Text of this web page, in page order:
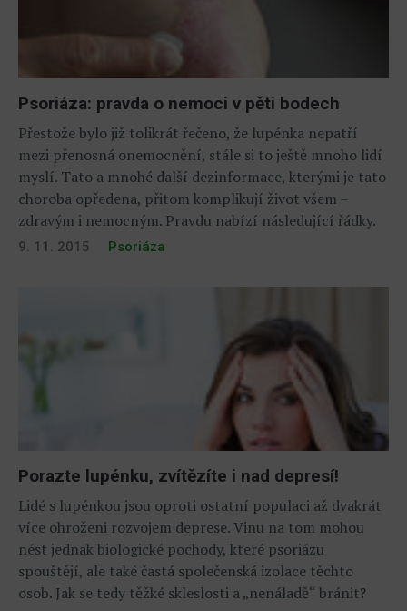
Psoriáza: pravda o nemoci v pěti bodech
Přestože bylo již tolikrát řečeno, že lupénka nepatří
mezi přenosná onemocnění, stále si to ještě mnoho lidí
myslí. Tato a mnohé další dezinformace, kterými je tato
choroba opředena, přitom komplikují život všem –
zdravým i nemocným. Pravdu nabízí následující řádky.
9. 11. 2015 Psoriáza
Porazte lupénku, zvítězíte i nad depresí!
Lidé s lupénkou jsou oproti ostatní populaci až dvakrát
více ohroženi rozvojem deprese. Vinu na tom mohou
nést jednak biologické pochody, které psoriázu
spouštějí, ale také častá společenská izolace těchto
osob. Jak se tedy těžké skleslosti a „nenáladě“ bránit?